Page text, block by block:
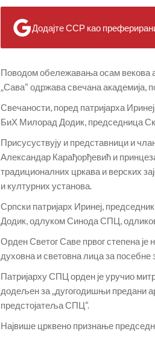
Додајте ССР као
Поводом обележавања осам векова
„Сава“ одржава свечана академија,
Свечаности, поред патријарха
БиХ Милорад Додик, председница
Присусуствују и представници и
Александар Карађорђевић и
традиционалних цркава и верских
и културних установа.
Српски патријарх Иринеј,
Додик, одлуком Синода СПЦ,
Орден Светог Саве првог степена је
духовна и световна лица за
Патријарху СПЦ орден је уручио
додељен за „дугогодишњи предани
предстојатеља СПЦ“.
Највише црквено признање